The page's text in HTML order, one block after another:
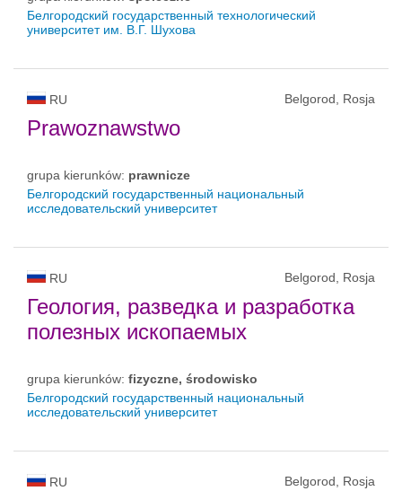
Белгородский государственный технологический
университет им. В.Г. Шухова
RU Belgorod, Rosja
Prawoznawstwo
grupa kierunków: prawnicze
Белгородский государственный национальный
исследовательский университет
RU Belgorod, Rosja
Геология, разведка и разработка
полезных ископаемых
grupa kierunków: fizyczne, środowisko
Белгородский государственный национальный
исследовательский университет
RU Belgorod, Rosja